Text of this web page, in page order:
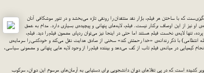
كه با ساختن هر فیلم، بازار نقد منتقدان را رونقی تازه می‌بخشد و در تنور موشكافی آنان
او نیز از این اوصاف بركنار نیست. فیلم، لایه‌های پنهانی و پیچیده‌ی بسیاری دارد. مدام به عمق
تنها لایه‌ی نخست فیلم هستند اما حتی در اینجا نیز می‌توان ردپای مضمون فیلم را دید. فیلم،
انتظامی) با ذكر رندانه‌ی «خدا رحمتش كند» سخنی از صادق هدایت نقل می‌كند و خودكشی را سرمایه‌ی
كیمیایی در میانه‌ی فیلم تاب از كف می‌دهد و بیننده فیلم را از وجود لایه هایی پنهانی و مضمونی سیاسی،
كشیده است كه در پی تقلاهای دوران دانشجویی برای دستیابی به آرمان‌های مرسوم این دوران،‌ سركوب